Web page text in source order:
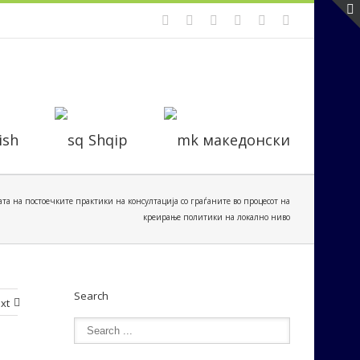
Shqip македонски
на постоечките практики на консултација со граѓаните во процесот на
креирање политики на локално ниво
Search